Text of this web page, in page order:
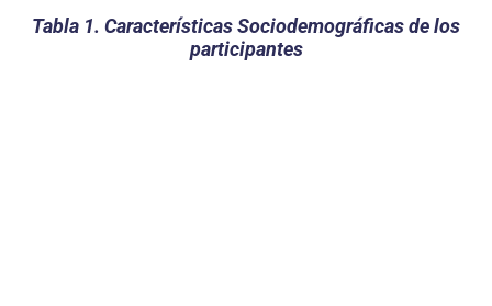
Tabla 1. Características Sociodemográficas de los
participantes